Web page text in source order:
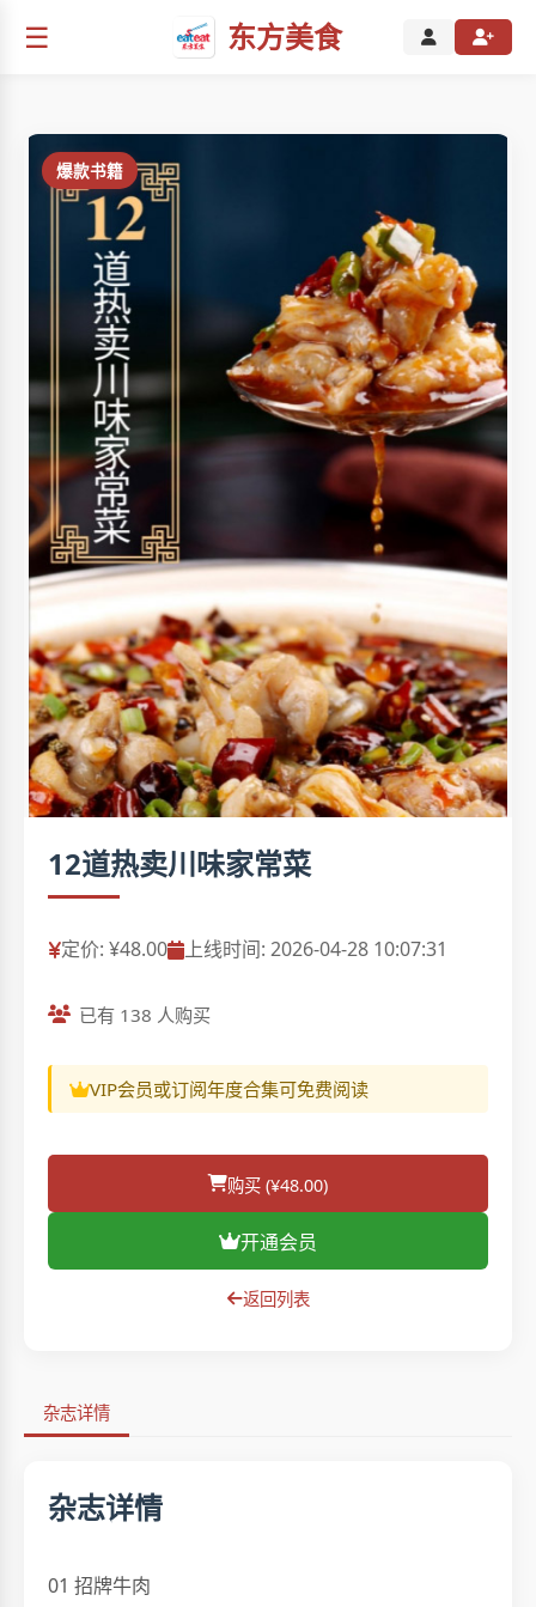
☰ 东方美食
爆款书籍
12道热卖川味家常菜
定价: ¥48.00 上线时间: 2026-04-28 10:07:31
已有 138 人购买
VIP会员或订阅年度合集可免费阅读
购买 (¥48.00)
开通会员
返回列表
杂志详情
杂志详情
01 招牌牛肉